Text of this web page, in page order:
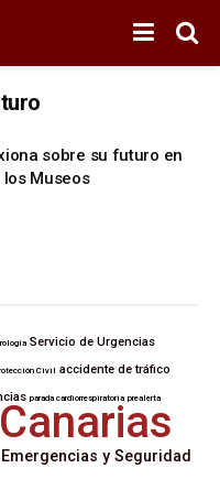
sobre su futuro en
los Museos
Servicio de Urgencias
Civil accidente de tráfico
parada cardiorrespiratoria prealerta
y Seguridad